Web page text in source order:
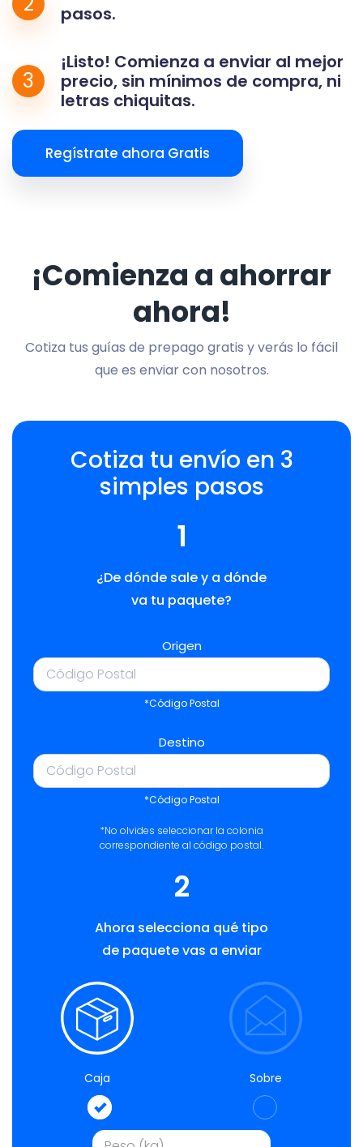
pasos.
3
¡Listo! Comienza a enviar al mejor
precio, sin mínimos de compra, ni
letras chiquitas.
Regístrate ahora Gratis
¡Comienza a ahorrar
ahora!
Cotiza tus guías de prepago gratis y verás lo fácil
que es enviar con nosotros.
Cotiza tu envío en 3
simples pasos
1
¿De dónde sale y a dónde
va tu paquete?
Origen
*Código Postal
Destino
*Código Postal
*No olvides seleccionar la colonia
correspondiente al código postal.
2
Ahora selecciona qué tipo
de paquete vas a enviar
Caja Sobre